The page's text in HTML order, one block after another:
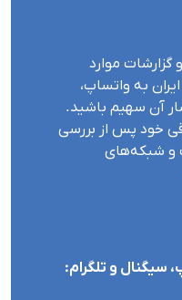
گزارشات موارد
بە واتساپ،
آن سهیم باشید.
خود پس از بررسی
و شبکه‌های
سیگنال و تلگرام: